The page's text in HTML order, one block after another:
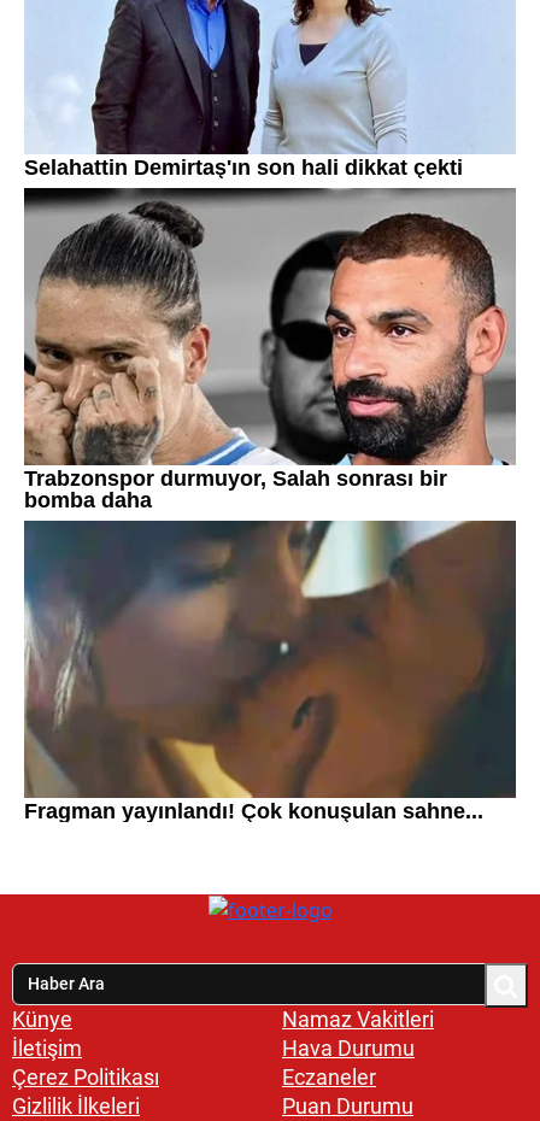
Künye
İletişim
Çerez Politikası
Gizlilik İlkeleri
Namaz Vakitleri
Hava Durumu
Eczaneler
Puan Durumu